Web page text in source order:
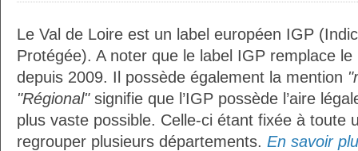
Le Val de Loire est un label européen IGP
Protégée). A noter que le label IGP remplace
depuis 2009. Il possède également la mention
"Régional"signifie que l’IGP possède l’aire
plus vaste possible. Celle-ci étant fixée à toute
regrouper plusieurs départements. En savoir